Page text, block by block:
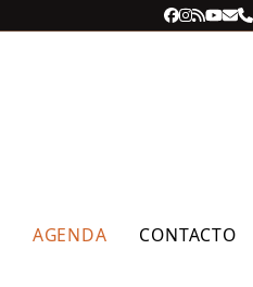
Facebook
RSS
AGENDA CONTACTO